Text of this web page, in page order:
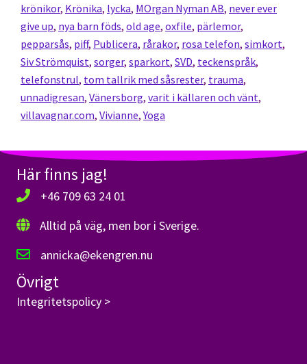
krönikor, Krönika, lycka, MOrgan Nyman AB, never ever
give up, nya barn föds, old age, oxfile, pärlemor,
pepparsås, piff, Publicera, rårakor, rosa telefon, simkort,
Siv Strömquist, sorger, sparkort, SVD, teckenspråk,
telefonstrul, tom tallrik med såsrester, trauma,
unnadigresan, Vänersborg, varit i källaren och vänt,
villavagnar.com, Vivianne,Yoga
Här finns jag!
+46 709 63 24 01
Alltid på väg, men bor i Sverige.
annicka@ekengren.nu
Övrigt
Integritetspolicy >